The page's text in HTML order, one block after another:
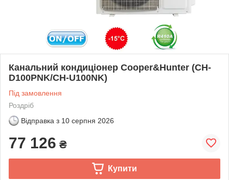
Канальний кондиціонер Cooper&Hunter (CH-
D100PNK/CH-U100NK)
Під замовлення
Роздріб
Відправка з 10 серпня 2026
77 126 ₴
Купити